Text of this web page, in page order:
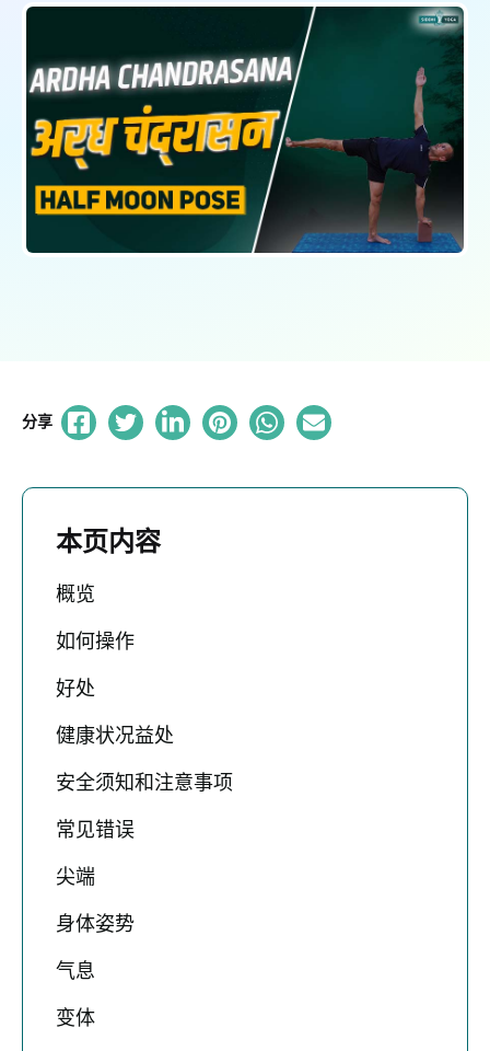
分享
本页内容
概览
如何操作
好处
健康状况益处
安全须知和注意事项
常见错误
尖端
身体姿势
气息
变体